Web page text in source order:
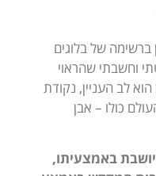
ברשימה של בלוגים
וחשבתי שהראוי
לב העניין, נקודת
כולו – אבן
באמצעיתו,